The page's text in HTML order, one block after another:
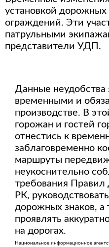
установкой дорожных
ограждений. Эти
патрульными
представители УДП.
Данные неудобства
временными и
производстве. В
горожан и гостей
отнестись к
заблаговременно
маршруты
неукоснительно
требования
РК,
дорожных знаков,
проявлять
на дорогах.
Национальное информационное